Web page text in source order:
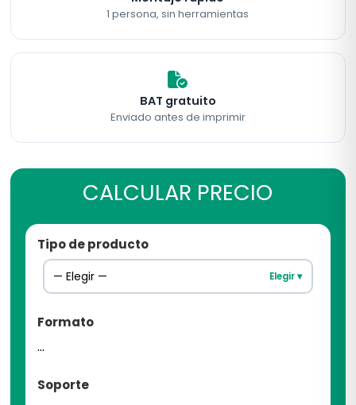
1 persona, sin herramientas
BAT gratuito
Enviado antes de imprimir
CALCULAR PRECIO
Tipo de producto
— Elegir — Elegir ▾
Formato
...
Soporte